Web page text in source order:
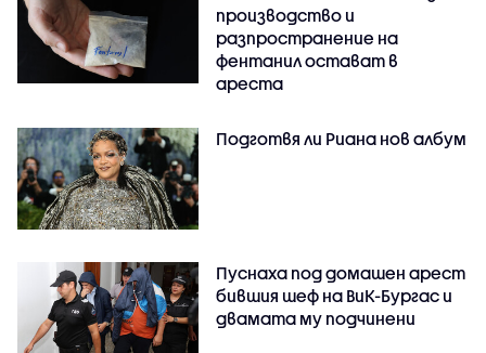
производство и
разпространение на
фентанил остават в
ареста
Подготвя ли Риана нов албум
Пуснаха под домашен арест
бившия шеф на ВиК-Бургас и
двамата му подчинени